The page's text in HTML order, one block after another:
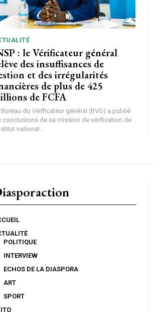
: le Vérificateur général
des insuffisances de
et des irrégularités
de plus de 425
de FCFA
Bureau du Vérificateur général (BVG) a publié
conclusions de sa mission de vérification de
national...
POLITIQUE
INTERVIEW
ECHOS DE LA DIASPORA
ART
SPORT